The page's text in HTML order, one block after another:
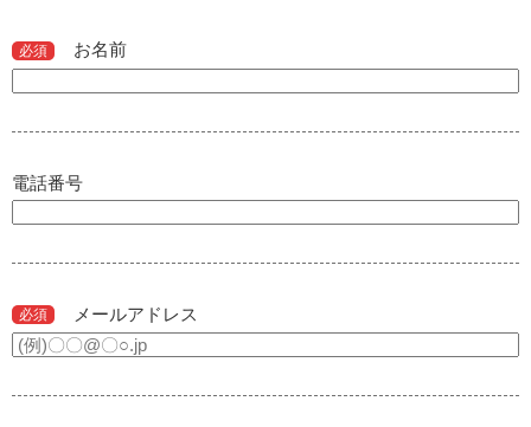
必須 お名前
電話番号
必須 メールアドレス